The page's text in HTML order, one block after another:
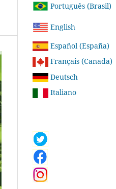
Português (Brasil)
English
Español (España)
Français (Canada)
Deutsch
Italiano